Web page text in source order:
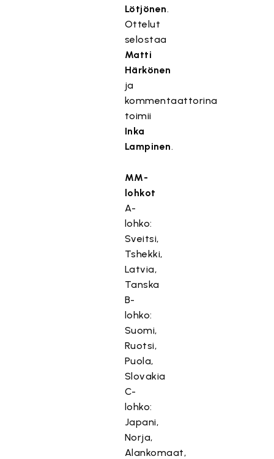
Lötjönen.
Ottelut
selostaa
Matti
Härkönen
ja
kommentaattorina
toimii
Inka
Lampinen.
MM-
lohkot
A-
lohko:
Sveitsi,
Tshekki,
Latvia,
Tanska
B-
lohko:
Suomi,
Ruotsi,
Puola,
Slovakia
C-
lohko:
Japani,
Norja,
Alankomaat,